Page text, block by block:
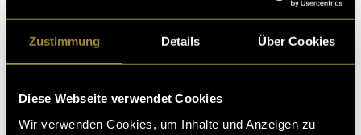
Zustimmung Details Über Cookies
Diese Webseite verwendet Cookies
Wir verwenden Cookies, um Inhalte und Anzeigen zu